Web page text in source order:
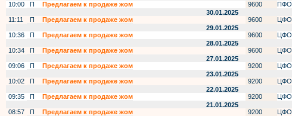
10:00
П Предлагаем к продаже жом 9600 ПФО
30.01.2025
11:11
П Предлагаем к продаже жом 9600 ЦФО
29.01.2025
10:36
П Предлагаем к продаже жом 9600 ЦФО
28.01.2025
10:34
П Предлагаем к продаже жом 9600 ЦФО
27.01.2025
09:06
П Предлагаем к продаже жом 9200 ЦФО
23.01.2025
10:02
П Предлагаем к продаже жом 9200 ЦФО
22.01.2025
09:35
П Предлагаем к продаже жом 9200 ЦФО
21.01.2025
08:57
П Предлагаем к продаже жом 9200 ЦФО